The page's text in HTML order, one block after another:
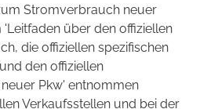
Stromverbrauch neuer
'Leitfaden über den offiziellen
die offiziellen spezifischen
den offiziellen
Pkw' entnommen
Verkaufsstellen und bei der